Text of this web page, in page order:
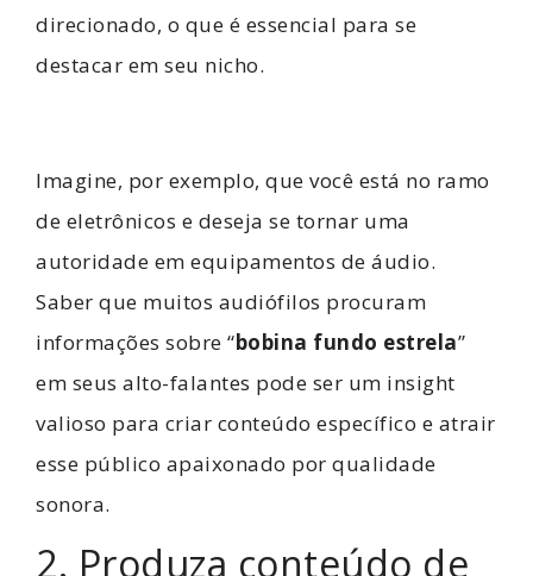
direcionado, o que é essencial para se
destacar em seu nicho.
Imagine, por exemplo, que você está no ramo
de eletrônicos e deseja se tornar uma
autoridade em equipamentos de áudio.
Saber que muitos audiófilos procuram
informações sobre “bobina fundo estrela”
em seus alto-falantes pode ser um insight
valioso para criar conteúdo específico e atrair
esse público apaixonado por qualidade
sonora.
2. Produza conteúdo de